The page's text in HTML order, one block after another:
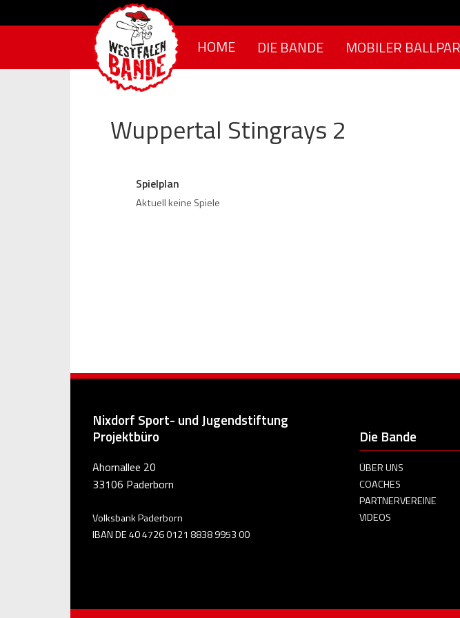
HOME DIE BANDE MOBILER
Wuppertal Stingrays 2
Spielplan
Aktuell keine Spiele
Nixdorf Sport- und Jugendstiftung
Projektbüro
Ahornallee 20
33106 Paderborn
Volksbank Paderborn
IBAN DE 40 4726 0121 8838 9953 00
Die Bande
ÜBER UNS
COACHES
PARTNERVEREINE
VIDEOS